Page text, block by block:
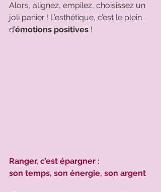
Alors, alignez, empilez, choisissez un
joli panier ! L’esthétique, c’est le plein
d’émotions positives !
Ranger, c’est épargner :
son temps, son énergie, son argent